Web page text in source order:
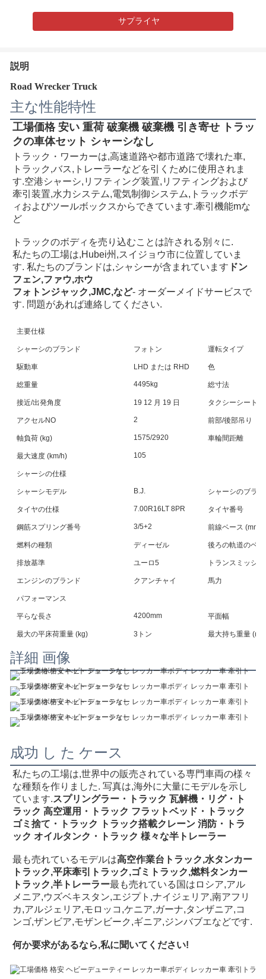
サプライヤ
説明
Road Wrecker Truck
主な性能特性
工場価格 安い 重荷 破棄機 破棄機 引き寄せ トラッ
クの車体セット シャーシなし
トラック・ワーカーは,高速道路や都市道路で壊れた車,
トラック,バス,トレーラーなどを引くために使用されま
す.空港シャーシ,リフティング装置,リフティングおよび
牽引装置,水力システム,電気制御システム,トラックボデ
ィおよびツールボックスからできています.牽引機能mな
ど
トラックのボディを売り込むことは許される 別々に.
私たちの工場は,Hubei州,スイジョウ市に位置していま
す. 私たちのブランドは,シャシーが含まれています ドン
フェン,ファウ,ホウ
フォトンジャック,JMC,など- オーダーメイドサービスで
す. 問題があれば連絡してください.
主要仕様
シャーシのブランド フォトン 運転タイプ
駆動車 LHD または RHD 色
総重量 4495kg 総寸法
接近/出発角度 19 12 月 19 日 タクシーシート
アクセルNO 2 前部/後部吊り
軸負荷 (kg) 1575/2920 車輪間距離
最大速度 (km/h) 105
シャーシの仕様
シャーシモデル B.J. シャーシのブラ
タイヤの仕様 7.00R16LT 8PR タイヤ番号
鋼筋スプリング番号 3/5+2 前線ベース (mm)
燃料の種類 ディーゼル 後ろの軌道のベ
排放基準 ユーロ5 トランスミッシ
エンジンのブランド クアンチャイ 馬力
パフォーマンス
平らな長さ 4200mm 平面幅
最大の平床荷重量 (kg) 3トン 最大持ち重量
詳細 画像
成功 し た ケース
私たちの工場は,世界中の販売されている専門車両の様々
な種類を作りました. 写真は,海外に大量にモデルを示し
ています.スプリングラー・トラック 瓦解機・リグ・ト
ラック 高空運用・トラック フラットベッド・トラック
ゴミ捨て・トラック トラック搭載クレーン 消防・トラ
ック オイルタンク・トラック 様々な半トレーラー
最も売れているモデルは高空作業台トラック,水タンカー
トラック,平床牽引トラック,ゴミトラック,燃料タンカー
トラック,半トレーラー最も売れている国はロシア,アル
メニア,ウズベキスタン,エジプト,ナイジェリア,南アフリ
カ,アルジェリア,モロッコ,ケニア,ガーナ,タンザニア,コ
ンゴ,ザンビア,モザンビーク,ギニア,ジンバブエなどです.
何か要求があるなら,私に聞いてください!